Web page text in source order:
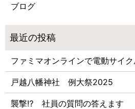
ブログ
ファミマオンラインで電動サイク
戸越八幡神社 例大祭2025
襲撃⁉ 社員の質問の答えます